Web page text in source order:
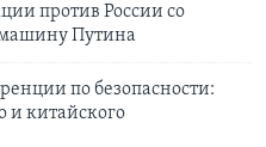
против России со
Путина
по безопасности:
и китайского